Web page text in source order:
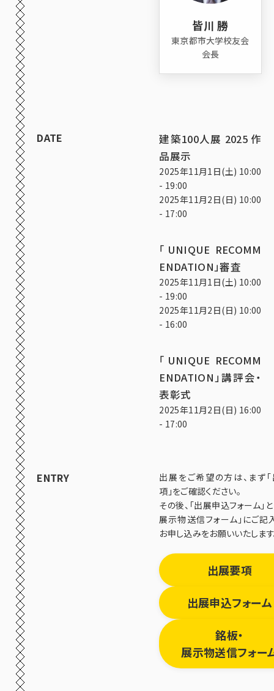
皆川 勝
東京都市大学校友会
会長
DATE
建築100人展 2025 作
品展示
2025年11月1日(土) 10:00
- 19:00
2025年11月2日(日) 10:00
- 17:00
「UNIQUE RECOMM
ENDATION」審査
2025年11月1日(土) 10:00
- 19:00
2025年11月2日(日) 10:00
- 16:00
「UNIQUE RECOMM
ENDATION」講評会・
表彰式
2025年11月2日(日) 16:00
- 17:00
ENTRY
出展をご希望の方は、まず
項」をご確認ください。
その後、「出展申込フォーム」と
展示物送信フォーム」にご記
お申し込みをお願いいたします
出展要項
出展申込フォーム
銘板・
展示物送信フォー